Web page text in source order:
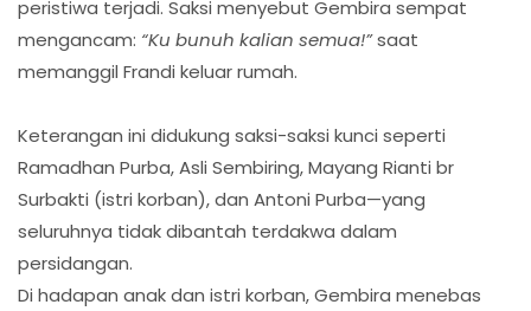
peristiwa terjadi. Saksi menyebut Gembira sempat
mengancam: “Ku bunuh kalian semua!”saat
memanggil Frandi keluar rumah.
Keterangan ini didukung saksi-saksi kunci seperti
Ramadhan Purba, Asli Sembiring, Mayang Rianti br
Surbakti (istri korban), dan Antoni Purba—yang
seluruhnya tidak dibantah terdakwa dalam
persidangan.
Di hadapan anak dan istri korban, Gembira menebas